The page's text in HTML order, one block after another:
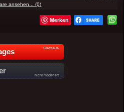
ansehen... (0)
Merken
Startseite
nicht moderiert